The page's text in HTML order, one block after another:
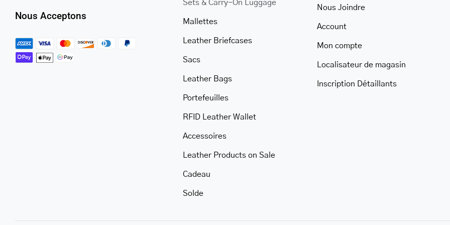
Nous Acceptons
Sets & Carry-On Luggage
Mallettes
Leather Briefcases
Sacs
Leather Bags
Portefeuilles
RFID Leather Wallet
Accessoires
Leather Products on Sale
Cadeau
Solde
Nous Joindre
Account
Mon compte
Localisateur de magasin
Inscription Détaillants